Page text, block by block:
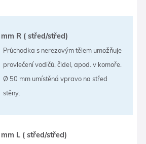
R ( střed/střed)
Průchodka s nerezovým tělem umožňuje
provlečení vodičů, čidel, apod. v komoře.
Ø 50 mm umístěná vpravo na střed
stěny.
L ( střed/střed)